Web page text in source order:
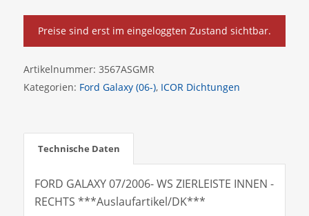
Preise sind erst im eingeloggten Zustand sichtbar.
Artikelnummer: 3567ASGMR
Kategorien: Ford Galaxy (06-), ICOR Dichtungen
Technische Daten
FORD GALAXY 07/2006- WS ZIERLEISTE INNEN -
RECHTS ***Auslaufartikel/DK***